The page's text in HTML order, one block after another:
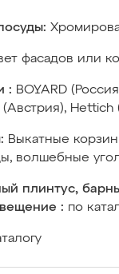
фасадов или
: BOYARD
(Австрия), Hettich
Выкатные
волшебные
плинтус,
: по